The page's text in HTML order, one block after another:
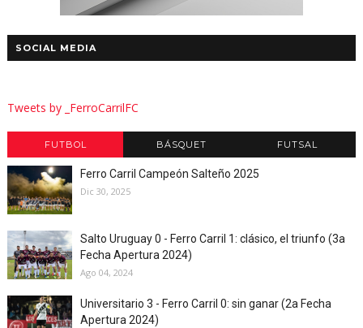
SOCIAL MEDIA
Tweets by _FerroCarrilFC
FUTBOL BÁSQUET FUTSAL
Ferro Carril Campeón Salteño 2025
Dic 30, 2025
Salto Uruguay 0 - Ferro Carril 1: clásico, el triunfo (3a
Fecha Apertura 2024)
Ago 04, 2024
Universitario 3 - Ferro Carril 0: sin ganar (2a Fecha
Apertura 2024)